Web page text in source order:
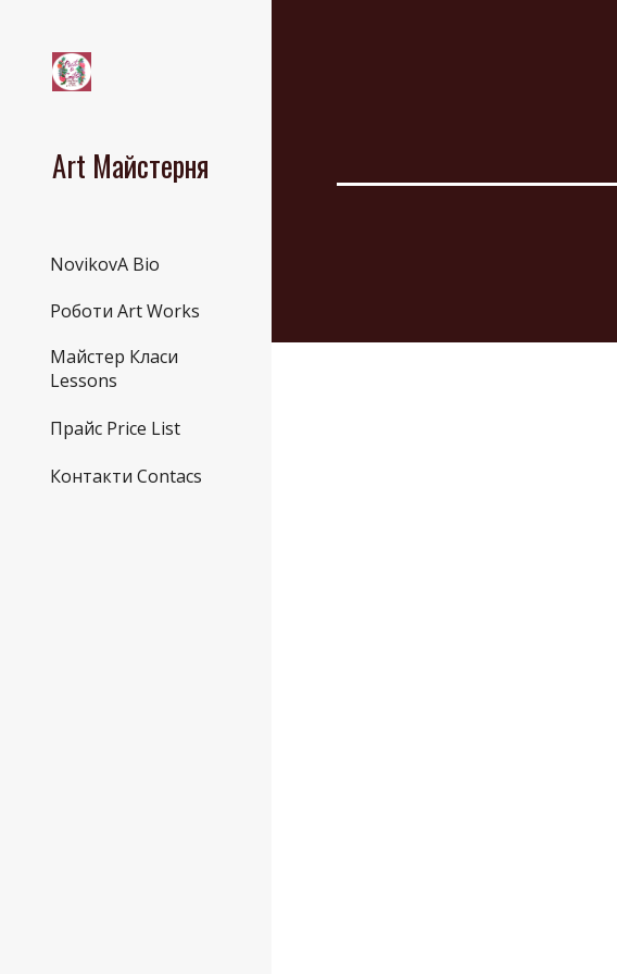
Art Майстерня
NovikovA Bio
Роботи Art Works
Майстер Класи
Lessons
Прайс Price List
Контакти Contacs